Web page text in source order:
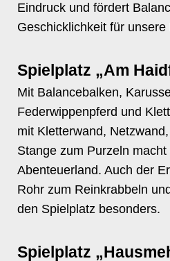
Eindruck und fördert
Geschicklichkeit für unsere
Spielplatz „Am
Mit Balancebalken,
Federwippenpferd und
mit Kletterwand,
Stange zum Purzeln
Abenteuerland. Auch der
Rohr zum Reinkrabbeln
den Spielplatz besonders.
Spielplatz „